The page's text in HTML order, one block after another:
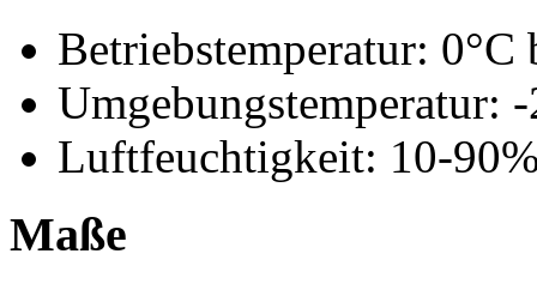
Betriebstemperatur: 0°C
Umgebungstemperatur:
Luftfeuchtigkeit: 10-
Maße